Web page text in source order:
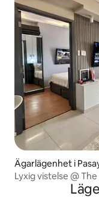
Ägarlägenhet i
Lyxig vistelse @